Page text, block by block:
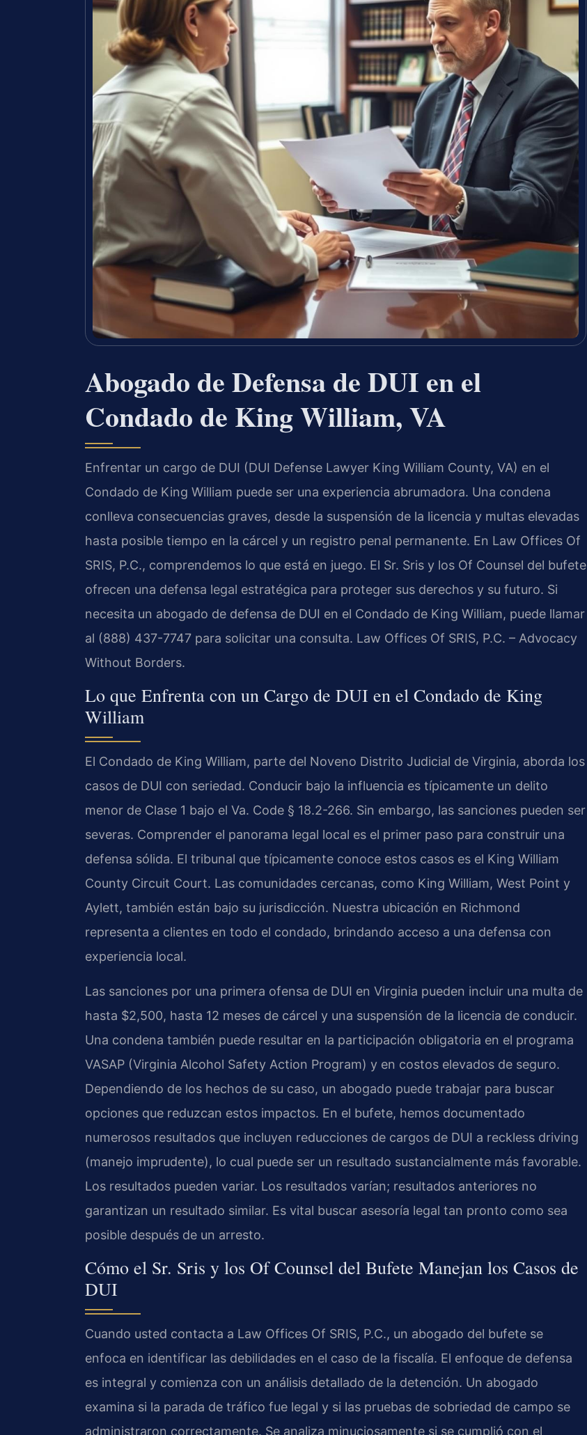
Abogado de Defensa de DUI en el
Condado de King William, VA
Enfrentar un cargo de DUI (DUI Defense Lawyer King William County, VA) en el
Condado de King William puede ser una experiencia abrumadora. Una condena
conlleva consecuencias graves, desde la suspensión de la licencia y multas elevadas
hasta posible tiempo en la cárcel y un registro penal permanente. En Law Offices Of
SRIS, P.C., comprendemos lo que está en juego. El Sr. Sris y los Of Counsel del bufete
ofrecen una defensa legal estratégica para proteger sus derechos y su futuro. Si
necesita un abogado de defensa de DUI en el Condado de King William, puede llamar
al (888) 437-7747 para solicitar una consulta. Law Offices Of SRIS, P.C. – Advocacy
Without Borders.
Lo que Enfrenta con un Cargo de DUI en el Condado de King
William
El Condado de King William, parte del Noveno Distrito Judicial de Virginia, aborda los
casos de DUI con seriedad. Conducir bajo la influencia es típicamente un delito
menor de Clase 1 bajo el Va. Code § 18.2-266. Sin embargo, las sanciones pueden ser
severas. Comprender el panorama legal local es el primer paso para construir una
defensa sólida. El tribunal que típicamente conoce estos casos es el King William
County Circuit Court. Las comunidades cercanas, como King William, West Point y
Aylett, también están bajo su jurisdicción. Nuestra ubicación en Richmond
representa a clientes en todo el condado, brindando acceso a una defensa con
experiencia local.
Las sanciones por una primera ofensa de DUI en Virginia pueden incluir una multa de
hasta $2,500, hasta 12 meses de cárcel y una suspensión de la licencia de conducir.
Una condena también puede resultar en la participación obligatoria en el programa
VASAP (Virginia Alcohol Safety Action Program) y en costos elevados de seguro.
Dependiendo de los hechos de su caso, un abogado puede trabajar para buscar
opciones que reduzcan estos impactos. En el bufete, hemos documentado
numerosos resultados que incluyen reducciones de cargos de DUI a reckless driving
(manejo imprudente), lo cual puede ser un resultado sustancialmente más favorable.
Los resultados pueden variar. Los resultados varían; resultados anteriores no
garantizan un resultado similar. Es vital buscar asesoría legal tan pronto como sea
posible después de un arresto.
Cómo el Sr. Sris y los Of Counsel del Bufete Manejan los Casos de
DUI
Cuando usted contacta a Law Offices Of SRIS, P.C., un abogado del bufete se
enfoca en identificar las debilidades en el caso de la fiscalía. El enfoque de defensa
es integral y comienza con un análisis detallado de la detención. Un abogado
examina si la parada de tráfico fue legal y si las pruebas de sobriedad de campo se
administraron correctamente. Se analiza minuciosamente si se cumplió con el